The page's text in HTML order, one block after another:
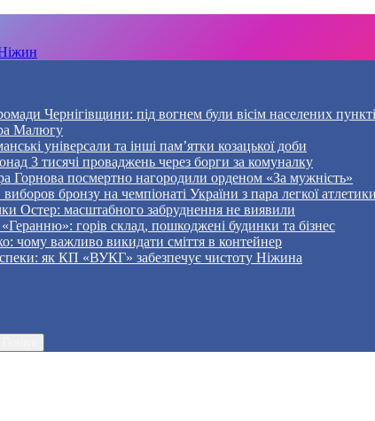
Чернігівщини: під вогнем були вісім населених
Малюгу
універсали та інші пам’ятки козацької доби
3 тисячі проваджень через борги за комуналку
Горнова посмертно нагородили орденом «За мужність»
бронзу на чемпіонаті України з пара легкої атлетики
Остер: масштабного забруднення не виявили
горів склад, пошкоджені будинки та бізнес
чому важливо викидати сміття в контейнер
як КП «ВУКГ» забезпечує чистоту Ніжина